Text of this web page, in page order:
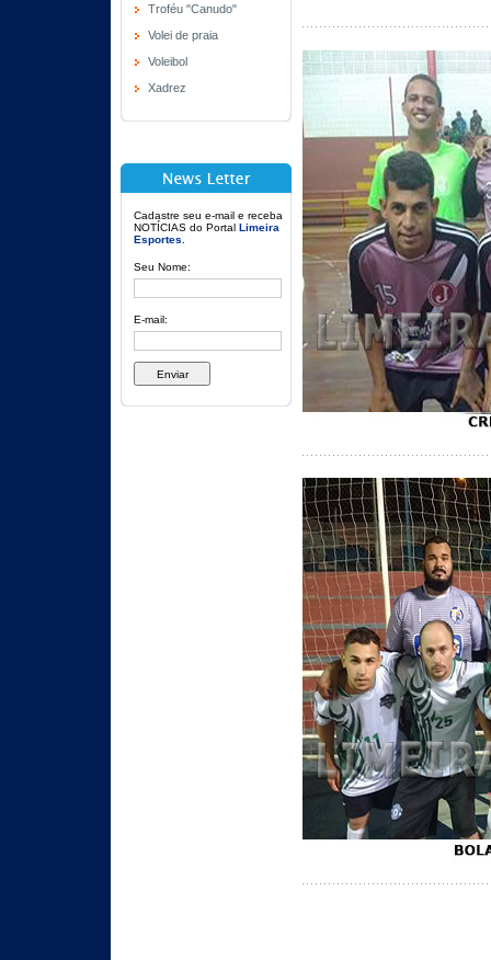
Troféu "Canudo"
Volei de praia
Voleibol
Xadrez
Cadastre seu e-mail e receba
NOTÍCIAS do Portal Limeira
Esportes
Seu Nome:
E-mail: